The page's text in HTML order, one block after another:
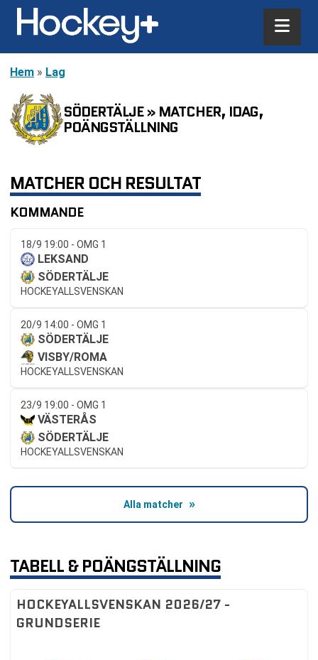
Hem » Lag
SÖDERTÄLJE » MATCHER, IDAG,
POÄNGSTÄLLNING
MATCHER OCH RESULTAT
KOMMANDE
18/9 19:00 - OMG 1
LEKSAND
SÖDERTÄLJE
HOCKEYALLSVENSKAN
20/9 14:00 - OMG 1
SÖDERTÄLJE
VISBY/ROMA
HOCKEYALLSVENSKAN
23/9 19:00 - OMG 1
VÄSTERÅS
SÖDERTÄLJE
HOCKEYALLSVENSKAN
Alla matcher
TABELL & POÄNGSTÄLLNING
HOCKEYALLSVENSKAN 2026/27 -
GRUNDSERIE